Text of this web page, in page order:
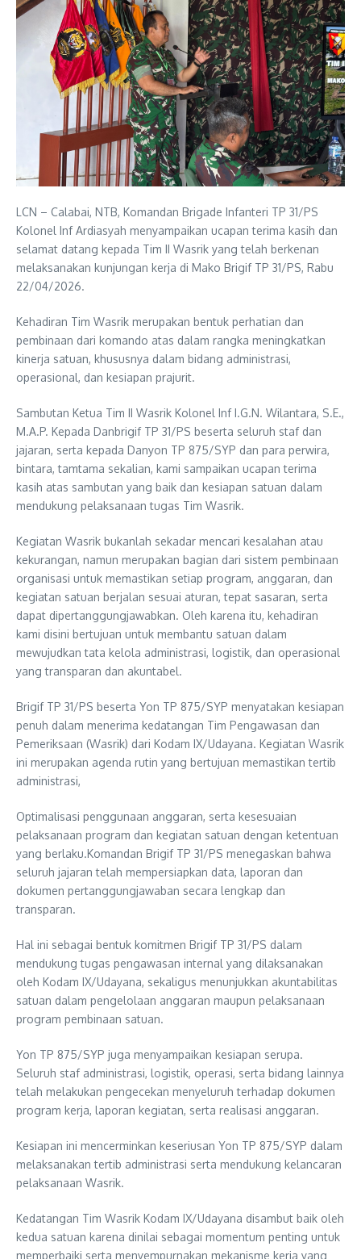
LCN – Calabai, NTB, Komandan Brigade Infanteri TP 31/PS
Kolonel Inf Ardiasyah menyampaikan ucapan terima kasih dan
selamat datang kepada Tim II Wasrik yang telah berkenan
melaksanakan kunjungan kerja di Mako Brigif TP 31/PS, Rabu
22/04/2026.
Kehadiran Tim Wasrik merupakan bentuk perhatian dan
pembinaan dari komando atas dalam rangka meningkatkan
kinerja satuan, khususnya dalam bidang administrasi,
operasional, dan kesiapan prajurit.
Sambutan Ketua Tim II Wasrik Kolonel Inf I.G.N. Wilantara, S.E.,
M.A.P. Kepada Danbrigif TP 31/PS beserta seluruh staf dan
jajaran, serta kepada Danyon TP 875/SYP dan para perwira,
bintara, tamtama sekalian, kami sampaikan ucapan terima
kasih atas sambutan yang baik dan kesiapan satuan dalam
mendukung pelaksanaan tugas Tim Wasrik.
Kegiatan Wasrik bukanlah sekadar mencari kesalahan atau
kekurangan, namun merupakan bagian dari sistem pembinaan
organisasi untuk memastikan setiap program, anggaran, dan
kegiatan satuan berjalan sesuai aturan, tepat sasaran, serta
dapat dipertanggungjawabkan. Oleh karena itu, kehadiran
kami disini bertujuan untuk membantu satuan dalam
mewujudkan tata kelola administrasi, logistik, dan operasional
yang transparan dan akuntabel.
Brigif TP 31/PS beserta Yon TP 875/SYP menyatakan kesiapan
penuh dalam menerima kedatangan Tim Pengawasan dan
Pemeriksaan (Wasrik) dari Kodam IX/Udayana. Kegiatan Wasrik
ini merupakan agenda rutin yang bertujuan memastikan tertib
administrasi,
Optimalisasi penggunaan anggaran, serta kesesuaian
pelaksanaan program dan kegiatan satuan dengan ketentuan
yang berlaku.Komandan Brigif TP 31/PS menegaskan bahwa
seluruh jajaran telah mempersiapkan data, laporan dan
dokumen pertanggungjawaban secara lengkap dan
transparan.
Hal ini sebagai bentuk komitmen Brigif TP 31/PS dalam
mendukung tugas pengawasan internal yang dilaksanakan
oleh Kodam IX/Udayana, sekaligus menunjukkan akuntabilitas
satuan dalam pengelolaan anggaran maupun pelaksanaan
program pembinaan satuan.
Yon TP 875/SYP juga menyampaikan kesiapan serupa.
Seluruh staf administrasi, logistik, operasi, serta bidang lainnya
telah melakukan pengecekan menyeluruh terhadap dokumen
program kerja, laporan kegiatan, serta realisasi anggaran.
Kesiapan ini mencerminkan keseriusan Yon TP 875/SYP dalam
melaksanakan tertib administrasi serta mendukung kelancaran
pelaksanaan Wasrik.
Kedatangan Tim Wasrik Kodam IX/Udayana disambut baik oleh
kedua satuan karena dinilai sebagai momentum penting untuk
memperbaiki serta menyempurnakan mekanisme kerja yang